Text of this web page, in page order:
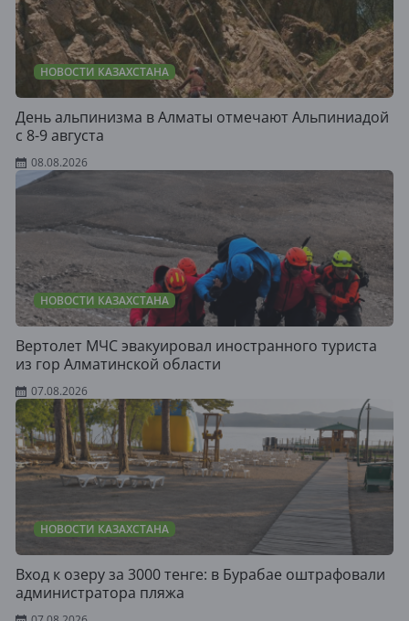
НОВОСТИ КАЗАХСТАНА
День альпинизма в Алматы отмечают Альпиниадой
с 8-9 августа
08.08.2026
НОВОСТИ КАЗАХСТАНА
Вертолет МЧС эвакуировал иностранного туриста
из гор Алматинской области
07.08.2026
НОВОСТИ КАЗАХСТАНА
Вход к озеру за 3000 тенге: в Бурабае оштрафовали
администратора пляжа